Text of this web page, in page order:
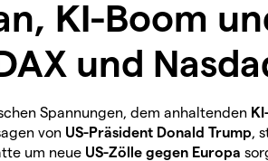
KI-Boom
und
Spannungen, dem anhaltenden
von US-Präsident Donald Trump,
um neue US-Zölle gegen Europa